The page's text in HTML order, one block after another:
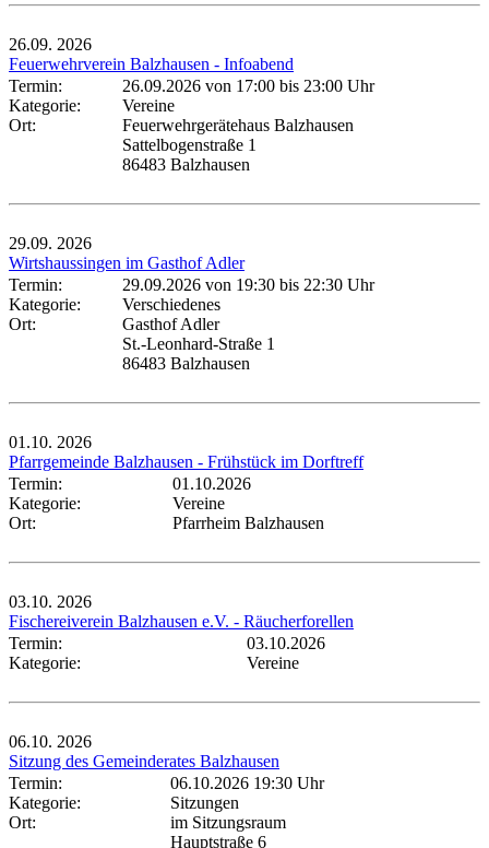
26.09. 2026
Feuerwehrverein Balzhausen - Infoabend
Termin:
26.09.2026 von 17:00 bis 23:00 Uhr
Kategorie:
Vereine
Ort:
Feuerwehrgerätehaus Balzhausen
Sattelbogenstraße 1
86483 Balzhausen
29.09. 2026
Wirtshaussingen im Gasthof Adler
Termin:
29.09.2026 von 19:30 bis 22:30 Uhr
Kategorie:
Verschiedenes
Ort:
Gasthof Adler
St.-Leonhard-Straße 1
86483 Balzhausen
01.10. 2026
Pfarrgemeinde Balzhausen - Frühstück im Dorftreff
Termin:
01.10.2026
Kategorie:
Vereine
Ort:
Pfarrheim Balzhausen
03.10. 2026
Fischereiverein Balzhausen e.V. - Räucherforellen
Termin:
03.10.2026
Kategorie:
Vereine
06.10. 2026
Sitzung des Gemeinderates Balzhausen
Termin:
06.10.2026 19:30 Uhr
Kategorie:
Sitzungen
Ort:
im Sitzungsraum
Hauptstraße 6